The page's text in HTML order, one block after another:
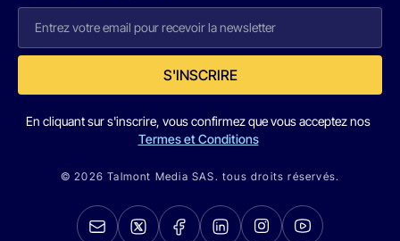
S'INSCRIRE
En cliquant sur s'inscrire, vous confirmez que vous acceptez nos
Termes et Conditions
© 2026 Talmont Media SAS. tous droits réservés.